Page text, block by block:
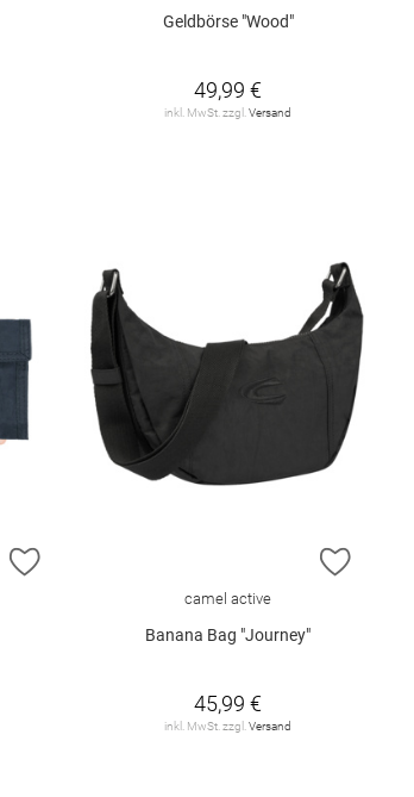
Geldbörse "Wood"
49,99 €
inkl. MwSt. zzgl.Versand
ZUR
camel active
Banana Bag "Journey"
45,99 €
inkl. MwSt. zzgl.Versand